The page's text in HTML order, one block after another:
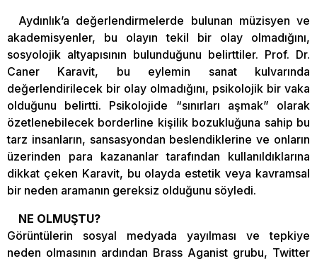
Aydınlık’a değerlendirmelerde bulunan müzisyen ve
akademisyenler, bu olayın tekil bir olay olmadığını,
sosyolojik altyapısının bulunduğunu belirttiler. Prof. Dr.
Caner Karavit, bu eylemin sanat kulvarında
değerlendirilecek bir olay olmadığını, psikolojik bir vaka
olduğunu belirtti. Psikolojide “sınırları aşmak” olarak
özetlenebilecek borderline kişilik bozukluğuna sahip bu
tarz insanların, sansasyondan beslendiklerine ve onların
üzerinden para kazananlar tarafından kullanıldıklarına
dikkat çeken Karavit, bu olayda estetik veya kavramsal
bir neden aramanın gereksiz olduğunu söyledi.
NE OLMUŞTU?
Görüntülerin sosyal medyada yayılması ve tepkiye
neden olmasının ardından Brass Aganist grubu, Twitter